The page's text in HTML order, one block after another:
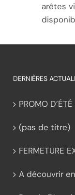
arêtes
DERNIÈRES
PROMO
(pas de titre)
FERMETURE
A découvrir